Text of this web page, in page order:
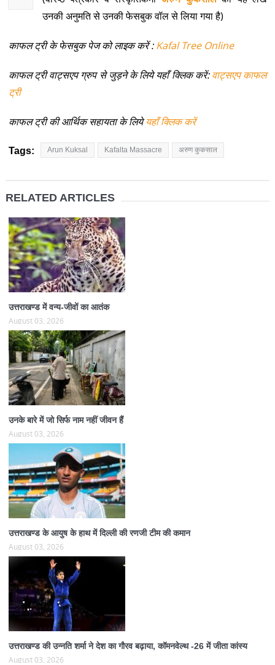
उनकी अनुमति से उनकी फेसबुक वॉल से लिया गया है)
काफल ट्री के फेसबुक पेज को लाइक करें :Kafal Tree Online
काफल ट्री वाट्सएप ग्रुप से जुड़ने के लिये यहाँ क्लिक करें:वाट्सएप काफल
ट्री
काफल ट्री की आर्थिक सहायता के लियेयहाँ क्लिक करें
Tags: Arun Kuksal Kafalta Massacre अरुण कुकसाल
RELATED ARTICLES
उत्तराखण्ड में वन्य-जीवों का आतंक
August 03, 2026
उनके बारे में जो सिर्फ नाम नहीं जीवन हैं
August 03, 2026
उत्तराखण्ड के आयुष के हाथ में दिल्ली की रणजी टीम की कमान
August 03, 2026
उत्तराखण्ड की उन्नति शर्मा ने देश का गौरव बढ़ाया, कॉमनवेल्थ -26 में जीता कांस्य
August 03, 2026